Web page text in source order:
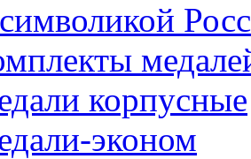
корпусные
эконом